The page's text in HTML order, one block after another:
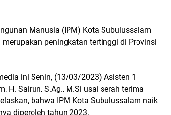
Manusia (IPM) Kota Subulussalam
merupakan peningkatan tertinggi di Provinsi
ini Senin, (13/03/2023) Asisten 1
H. Sairun, S.Ag., M.Si usai serah terima
bahwa IPM Kota Subulussalam naik
diperoleh tahun 2023.